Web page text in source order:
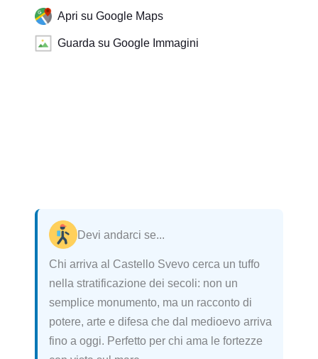
Apri su Google Maps
Guarda su Google Immagini
Devi andarci se...
Chi arriva al Castello Svevo cerca un tuffo
nella stratificazione dei secoli: non un
semplice monumento, ma un racconto di
potere, arte e difesa che dal medioevo arriva
fino a oggi. Perfetto per chi ama le fortezze